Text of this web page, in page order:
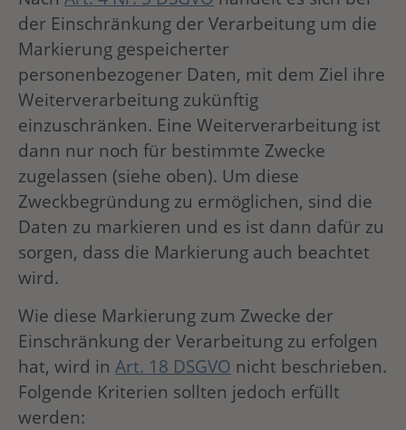
der Einschränkung der Verarbeitung um die
Markierung gespeicherter
personenbezogener Daten, mit dem Ziel ihre
Weiterverarbeitung zukünftig
einzuschränken. Eine Weiterverarbeitung ist
dann nur noch für bestimmte Zwecke
zugelassen (siehe oben). Um diese
Zweckbegründung zu ermöglichen, sind die
Daten zu markieren und es ist dann dafür zu
sorgen, dass die Markierung auch beachtet
wird.
Wie diese Markierung zum Zwecke der
Einschränkung der Verarbeitung zu erfolgen
hat, wird in Art. 18 DSGVO nicht beschrieben.
Folgende Kriterien sollten jedoch erfüllt
werden: